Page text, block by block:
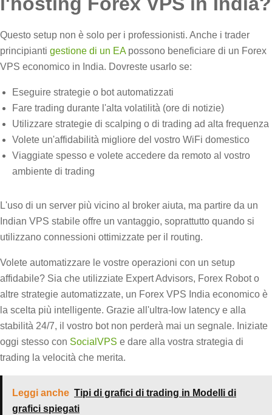
Questo setup non è solo per i professionisti. Anche i trader
principianti gestione di un EA possono beneficiare di un Forex
VPS economico in India. Dovreste usarlo se:
Eseguire strategie o bot automatizzati
Fare trading durante l'alta volatilità (ore di notizie)
Utilizzare strategie di scalping o di trading ad alta frequenza
Volete un'affidabilità migliore del vostro WiFi domestico
Viaggiate spesso e volete accedere da remoto al vostro
ambiente di trading
L'uso di un server più vicino al broker aiuta, ma partire da un
Indian VPS stabile offre un vantaggio, soprattutto quando si
utilizzano connessioni ottimizzate per il routing.
Volete automatizzare le vostre operazioni con un setup
affidabile? Sia che utilizziate Expert Advisors, Forex Robot o
altre strategie automatizzate, un Forex VPS India economico è
la scelta più intelligente. Grazie all'ultra-low latency e alla
stabilità 24/7, il vostro bot non perderà mai un segnale. Iniziate
oggi stesso con SocialVPS e dare alla vostra strategia di
trading la velocità che merita.
Leggi anche Tipi di grafici di trading in Modelli di
grafici spiegati